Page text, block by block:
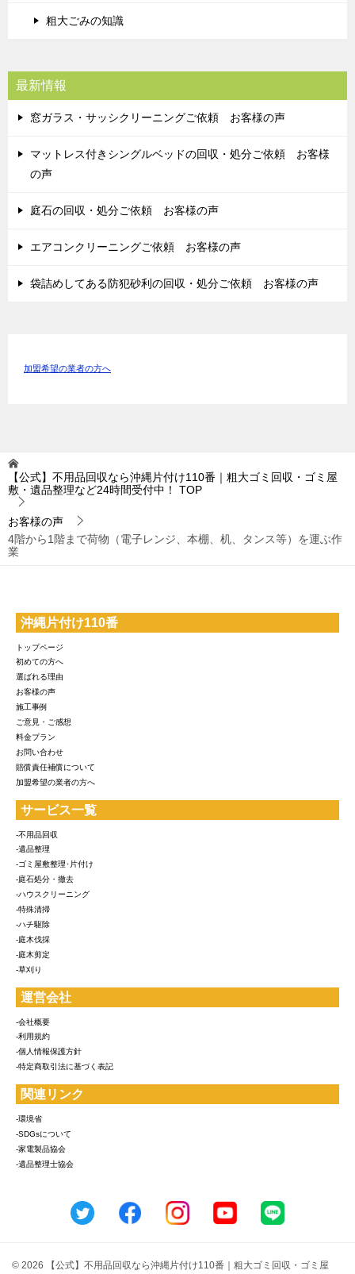
粗大ごみの知識
最新情報
窓ガラス・サッシクリーニングご依頼 お客様の声
マットレス付きシングルベッドの回収・処分ご依頼 お客様
の声
庭石の回収・処分ご依頼 お客様の声
エアコンクリーニングご依頼 お客様の声
袋詰めしてある防犯砂利の回収・処分ご依頼 お客様の声
加盟希望の業者の方へ
【公式】不用品回収なら沖縄片付け110番｜粗大ゴミ回収・ゴミ屋
敷・遺品整理など24時間受付中！
TOP
お客様の声
4階から1階まで荷物（電子レンジ、本棚、机、タンス等）を運ぶ作
業
沖縄片付け110番
トップページ
初めての方へ
選ばれる理由
お客様の声
施工事例
ご意見・ご感想
料金プラン
お問い合わせ
賠償責任補償について
加盟希望の業者の方へ
サービス一覧
-不用品回収
-遺品整理
-ゴミ屋敷整理･片付け
-庭石処分・撤去
-ハウスクリーニング
-特殊清掃
-ハチ駆除
-庭木伐採
-庭木剪定
-草刈り
運営会社
-会社概要
-利用規約
-個人情報保護方針
-特定商取引法に基づく表記
関連リンク
-環境省
-SDGsについて
-家電製品協会
-遺品整理士協会
© 2026 【公式】不用品回収なら沖縄片付け110番｜粗大ゴミ回収・ゴミ屋